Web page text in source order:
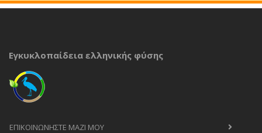
Εγκυκλοπαίδεια ελληνικής φύσης
ΕΠΙΚΟΙΝΩΝΉΣΤΕ ΜΑΖΊ ΜΟΥ